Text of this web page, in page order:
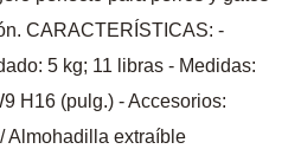
CARACTERÍSTICAS: -
5 kg; 11 libras - Medidas:
H16 (pulg.) - Accesorios:
Almohadilla extraíble